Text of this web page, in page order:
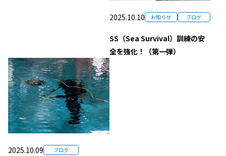
2025.10.10 お知らせ ブログ
SS（Sea Survival）訓練の安
全を強化！（第一弾）
2025.10.09 ブログ